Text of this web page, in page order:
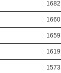
1682
1660
1659
1619
1573